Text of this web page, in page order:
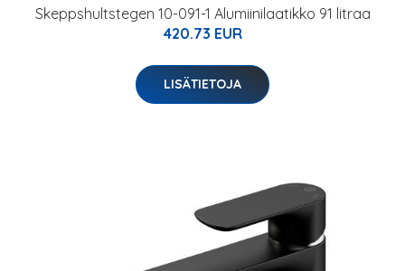
Skeppshultstegen 10-091-1 Alumiinilaatikko 91 litraa
420.73 EUR
LISÄTIETOJA